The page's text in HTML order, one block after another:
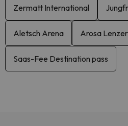
Zermatt International
Aletsch Arena Arosa
Saas-Fee Destination pass